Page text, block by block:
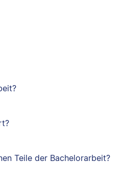
Teile der Bachelorarbeit?